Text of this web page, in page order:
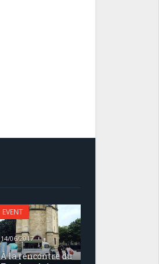
EVENT
14/06/2017
À la rencontre du